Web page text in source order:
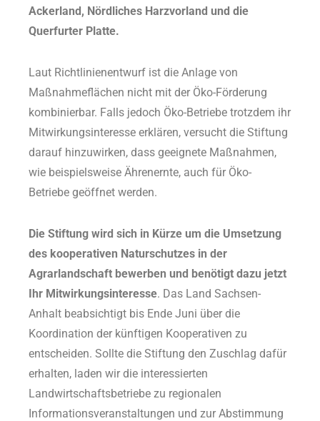
Ackerland, Nördliches Harzvorland und die
Querfurter Platte.
Laut Richtlinienentwurf ist die Anlage von
Maßnahmeflächen nicht mit der Öko-Förderung
kombinierbar. Falls jedoch Öko-Betriebe trotzdem ihr
Mitwirkungsinteresse erklären, versucht die Stiftung
darauf hinzuwirken, dass geeignete Maßnahmen,
wie beispielsweise Ährenernte, auch für Öko-
Betriebe geöffnet werden.
Die Stiftung wird sich in Kürze um die Umsetzung
des kooperativen Naturschutzes in der
Agrarlandschaft bewerben und benötigt dazu jetzt
Ihr Mitwirkungsinteresse. Das Land Sachsen-
Anhalt beabsichtigt bis Ende Juni über die
Koordination der künftigen Kooperativen zu
entscheiden. Sollte die Stiftung den Zuschlag dafür
erhalten, laden wir die interessierten
Landwirtschaftsbetriebe zu regionalen
Informationsveranstaltungen und zur Abstimmung